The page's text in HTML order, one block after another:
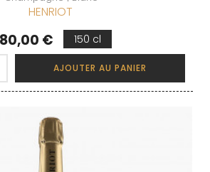
HENRIOT
€ 150 cl
AJOUTER AU PANIER